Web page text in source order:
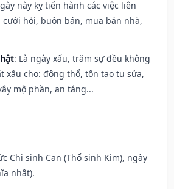
này kỵ tiến hành các việc liên
hỏi, buôn bán, mua bán nhà,
: Là ngày xấu, trăm sự đều không
xấu cho: động thổ, tôn tạo tu sửa,
mộ phần, an táng...
Chi sinh Can (Thổ sinh Kim), ngày
nhật).